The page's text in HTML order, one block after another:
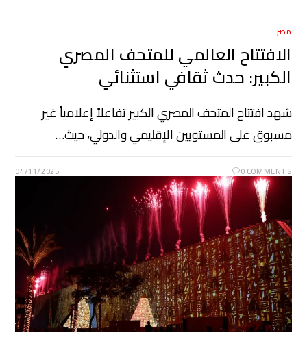
مصر
الافتتاح العالمي للمتحف المصري
الكبير: حدث ثقافي استثنائي
شهد افتتاح المتحف المصري الكبير تفاعلاً إعلامياً غير
مسبوق على المستويين الإقليمي والدولي، حيث…
0 COMMENTS
04/11/2025